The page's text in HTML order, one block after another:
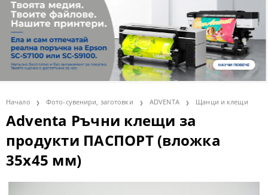
Начало Фото-сувенири, заготовки ADVENTA Щанци и клещи
Adventa Ръчни клещи за
продукти ПАСПОРТ (вложка
35х45 мм)